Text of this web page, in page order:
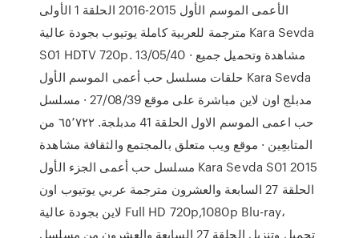
الأعمى الموسم الأول 2015-2016 الحلقة 1 الأولى
مترجمة للعربية كاملة يوتيوب بجودة عالية Kara Sevda
S01 HDTV 720p. 13/05/40 · مشاهدة وتحميل جميع
حلقات مسلسل حب أعمى الموسم الأول Kara Sevda
مدبلج اون لاين مباشرة على موقع 27/08/39 · مسلسل
حب اعمى الموسم الاول الحلقة 41 مدبلجة. ‏٦٥٬٧٢٢‏ من
المتابعِين · موقع ويب متعلق بالمجتمع والثقافة مشاهدة
مسلسل حب أعمى الجزء الأول Kara Sevda S01 2015
الحلقة 27 السابعة والعشرون مترجمة عربي يوتيوب اون
لاين بجودة عالية Full HD 720p,1080p Blu-ray،
تحميل وتنزيل الحلقة 27 السابعة والعشرون من مسلسل